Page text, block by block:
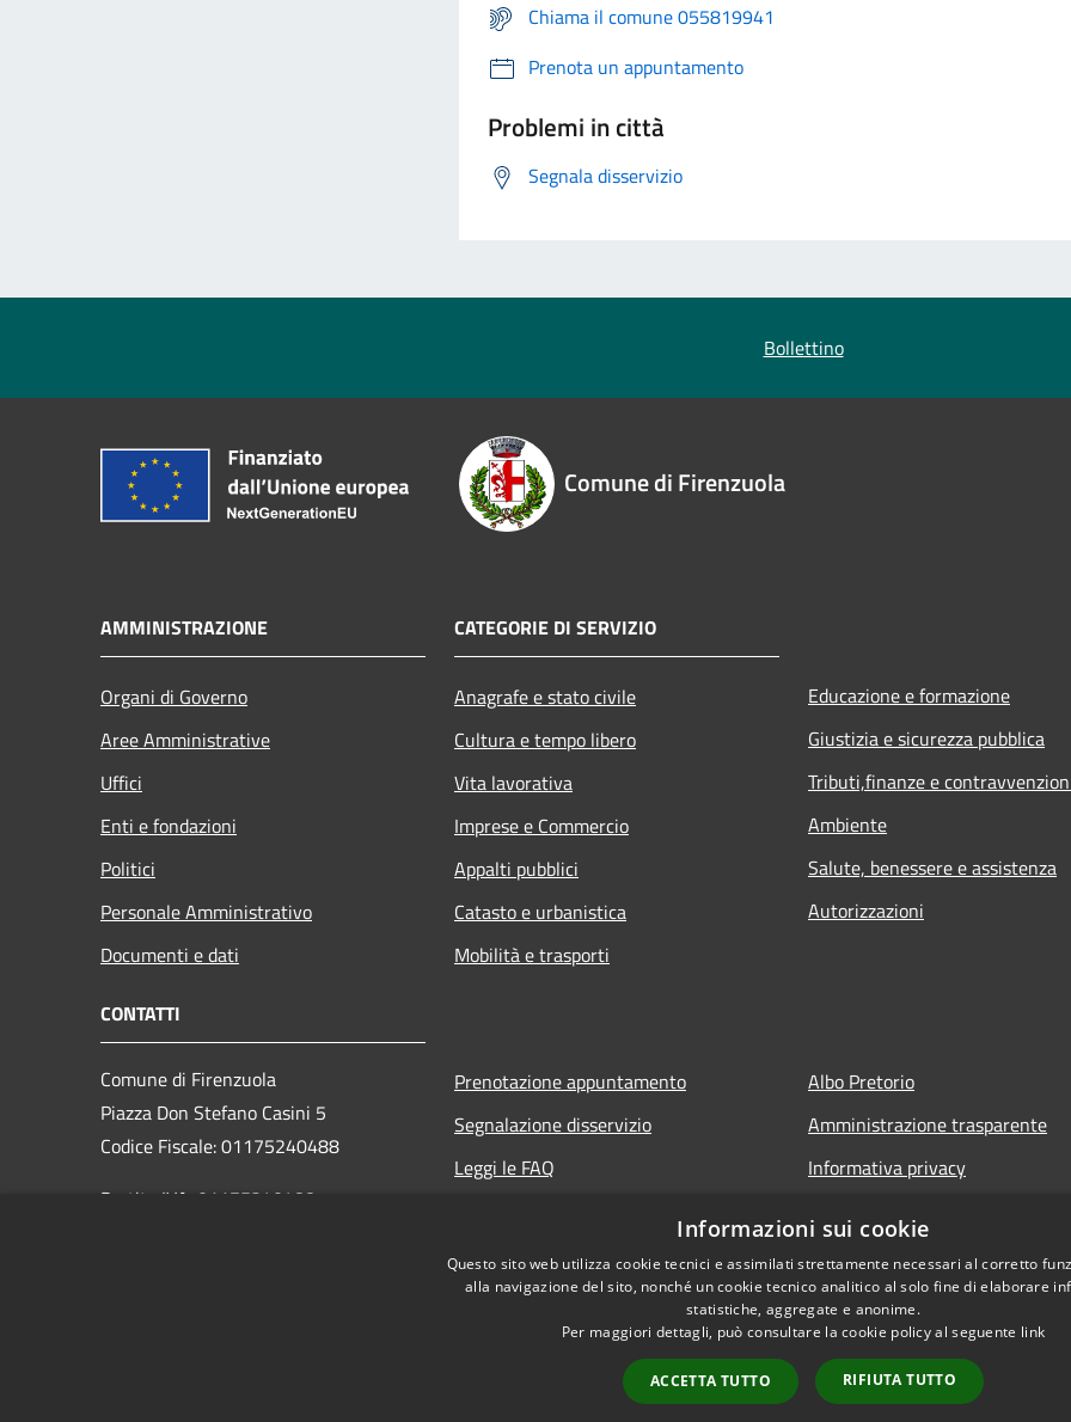
Chiama il comune 055819941
Prenota un appuntamento
Problemi in città
Segnala disservizio
Bollettino
Comune di Firenzuola
AMMINISTRAZIONE
Organi di Governo
Aree Amministrative
Uffici
Enti e fondazioni
Politici
Personale Amministrativo
Documenti e dati
CATEGORIE DI SERVIZIO
Anagrafe e stato civile
Cultura e tempo libero
Vita lavorativa
Imprese e Commercio
Appalti pubblici
Catasto e urbanistica
Mobilità e trasporti
Educazione e formazione
Giustizia e sicurezza pubblica
Tributi,finanze e
Ambiente
Salute, benessere e assistenza
Autorizzazioni
CONTATTI
Comune di Firenzuola
Piazza Don Stefano Casini 5
Codice Fiscale: 01175240488
Partita IVA: 01175240488
Prenotazione appuntamento
Segnalazione disservizio
Leggi le FAQ
Albo Pretorio
Amministrazione trasparente
Informativa privacy
Dichiarazione di accessibilità
Informazioni sui cookie
Questo sito web utilizza cookie tecnici e assimilati strettamente necessari al corretto
alla navigazione del sito, nonché un cookie tecnico analitico al solo fine di elaborare
statistiche, aggregate e anonime.
Per maggiori dettagli, può consultare la cookie policy al seguente link
ACCETTA TUTTO RIFIUTA TUTTO